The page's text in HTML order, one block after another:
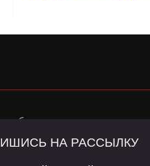
обязательна.
сайта и сервис «Яндекс
и
НА РАССЫЛКУ